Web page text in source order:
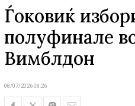
Ѓоковиќ
полуфинале
Вимблдон
08/07/2026 08:26